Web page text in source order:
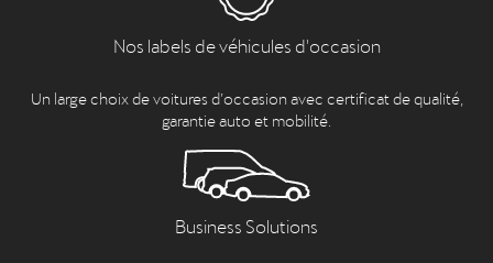
Nos labels de véhicules d'occasion
Un large choix de voitures d’occasion avec certificat de qualité,
garantie auto et mobilité.
Business Solutions